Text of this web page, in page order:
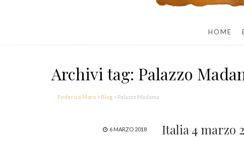
HOME
Archivi tag: Palazzo
Federico Moro > Blog > Palazzo Madama
6 MARZO 2018 Italia 4 marzo